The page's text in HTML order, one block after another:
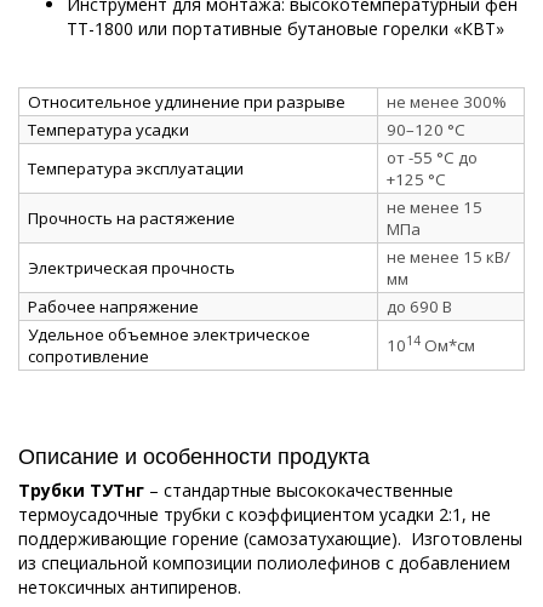
ТТ-1800 или портативные бутановые горелки «КВТ»
Относительное удлинение при разрыве
не менее 300%
Температура усадки
90–120 °C
Температура эксплуатации
от -55 °C до
+125 °C
Прочность на растяжение
не менее 15
МПа
Электрическая прочность
не менее 15 кВ/
мм
Рабочее напряжение
до 690 В
Удельное объемное электрическое
сопротивление
1014 Ом*см
Описание и особенности продукта
Трубки ТУТнг – стандартные высококачественные
термоусадочные трубки с коэффициентом усадки 2:1, не
поддерживающие горение (самозатухающие). Изготовлены
из специальной композиции полиолефинов с добавлением
нетоксичных антипиренов.